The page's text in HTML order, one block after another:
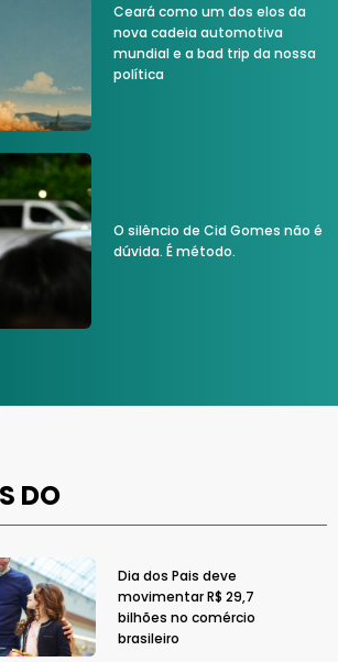
Ceará como um dos elos da
nova cadeia automotiva
mundial e a bad trip da nossa
política
O silêncio de Cid Gomes não é
dúvida. É método.
DO
Dia dos Pais deve
movimentar R$ 29,7
bilhões no comércio
brasileiro